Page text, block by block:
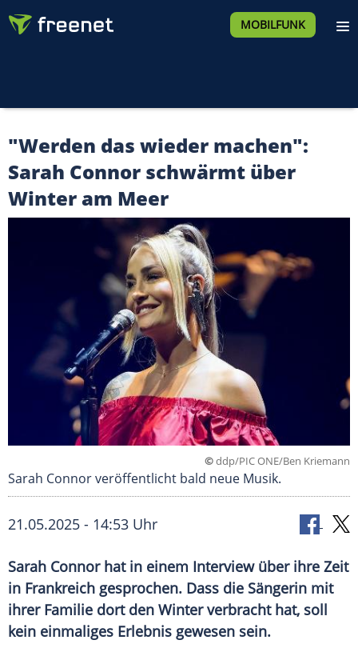
MOBILFUNK
"Werden das wieder machen":
Sarah Connor schwärmt über
Winter am Meer
©ddp/PIC ONE/Ben Kriemann
Sarah Connor veröffentlicht bald neue Musik.
21.05.2025 - 14:53 Uhr
Sarah Connor hat in einem Interview über ihre Zeit
in Frankreich gesprochen. Dass die Sängerin mit
ihrer Familie dort den Winter verbracht hat, soll
kein einmaliges Erlebnis gewesen sein.